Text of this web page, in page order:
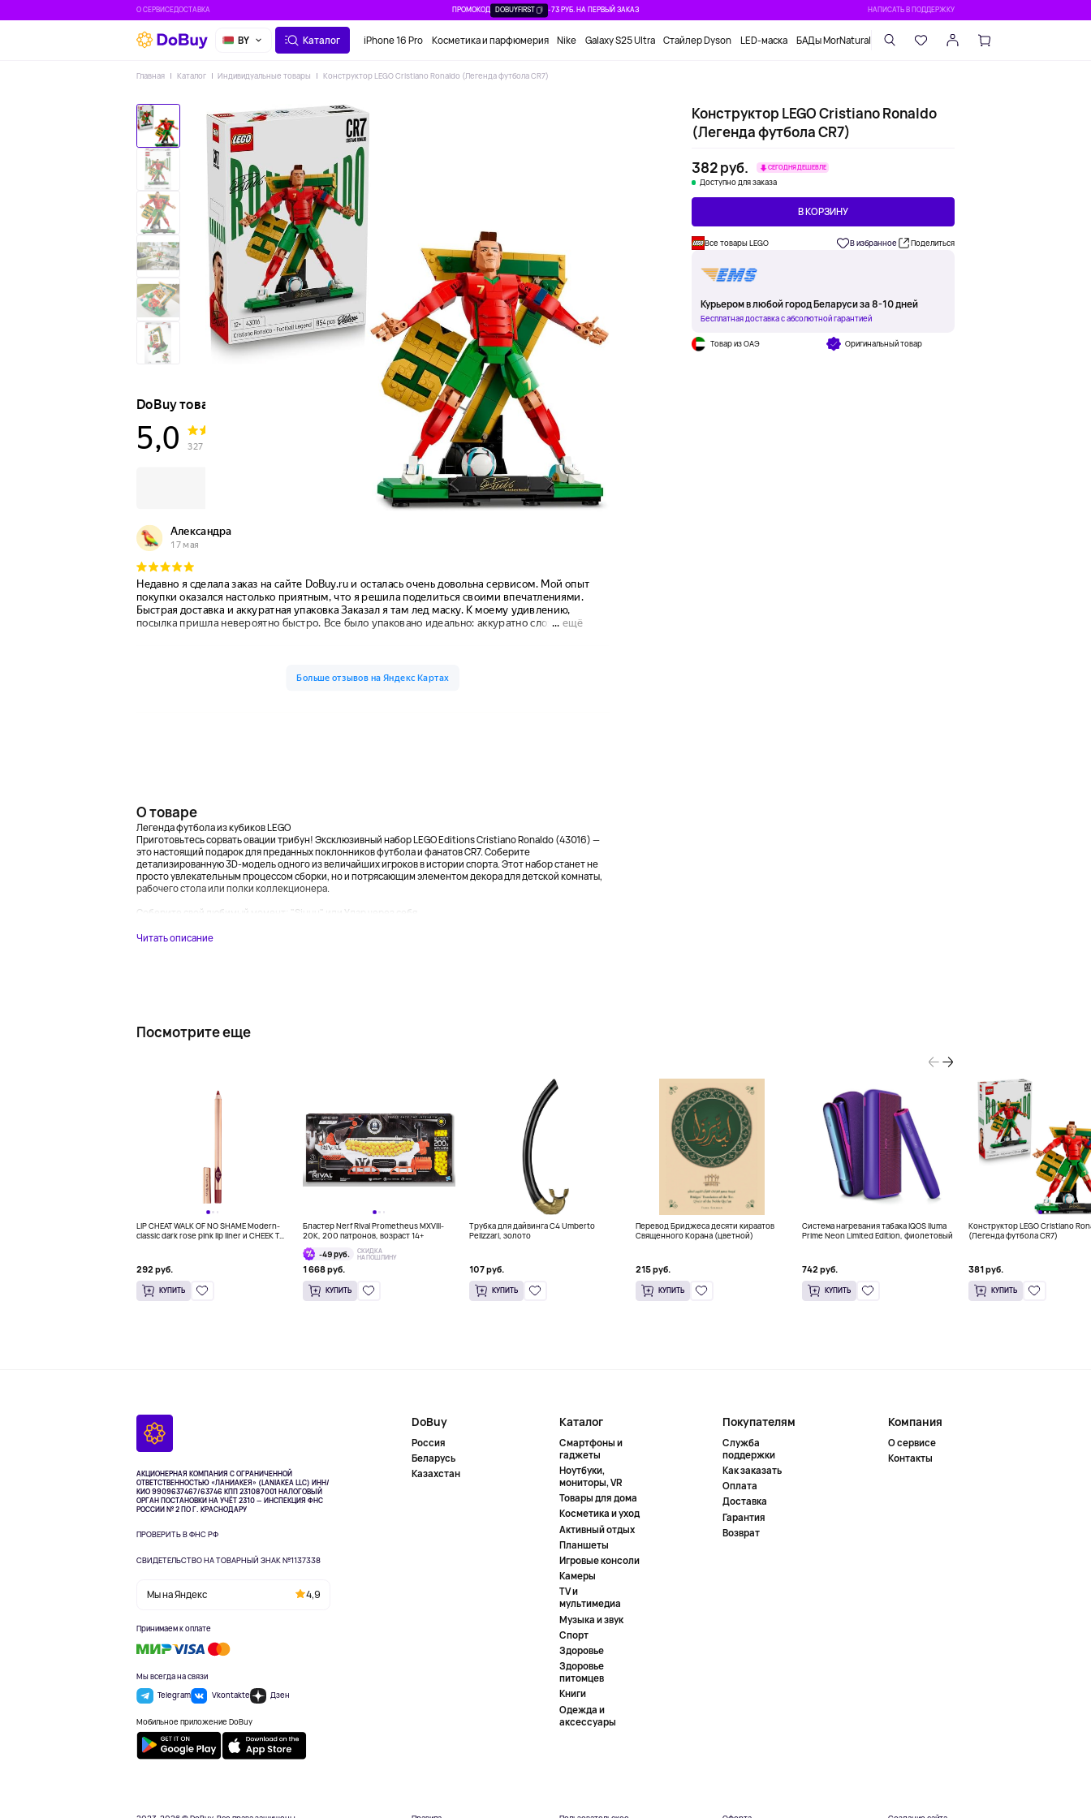
О СЕРВИСЕДОСТАВКА ПРОМОКОД DOBUYFIRST -73 РУБ. НА ПЕРВЫЙ ЗАКАЗ НАПИСАТЬ В ПОДДЕРЖКУ
BY Каталог iPhone 16 Pro Косметика и парфюмерия Nike Galaxy S25 Ultra Стайлер Dyson LED-маска БАДы MorNatural
Главная Каталог Индивидуальные товары Конструктор LEGO Cristiano Ronaldo (Легенда футбола CR7)
Конструктор LEGO Cristiano Ronaldo
(Легенда футбола CR7)
382 руб.
СЕГОДНЯ ДЕШЕВЛЕ
Доступно для заказа
В КОРЗИНУ
Все товары LEGO В избранное Поделиться
Курьером в любой город Беларуси за 8-10 дней
Бесплатная доставка с абсолютной гарантией
Товар из ОАЭ Оригинальный товар
О товаре
Легенда футбола из кубиков LEGO
Приготовьтесь сорвать овации трибун! Эксклюзивный набор LEGO Editions Cristiano Ronaldo (43016) —
это настоящий подарок для преданных поклонников футбола и фанатов CR7. Соберите
детализированную 3D-модель одного из величайших игроков в истории спорта. Этот набор станет не
просто увлекательным процессом сборки, но и потрясающим элементом декора для детской комнаты,
рабочего стола или полки коллекционера.
Соберите свой любимый момент: "Siuuu" или Удар через себя...
Читать описание
Посмотрите еще
LIP CHEAT WALK OF NO SHAME Modern-
classic dark rose pink lip liner и CHEEK TO
ethereal Pillow Talk GLOW!
292 руб.
КУПИТЬ
Бластер Nerf Rival Prometheus MXVIII-
20K, 200 патронов, возраст 14+
-49 руб.
СКИДКА
НА ПОШЛИНУ
1 668 руб.
КУПИТЬ
Трубка для дайвинга C4 Umberto
Pelizzari, золото
107 руб.
КУПИТЬ
Перевод Бриджеса десяти кираатов
Священного Корана (цветной)
215 руб.
КУПИТЬ
Система нагревания табака IQOS Iluma
Prime Neon Limited Edition, фиолетовый
742 руб.
КУПИТЬ
Конструктор LEGO Cristiano
(Легенда футбола CR7)
381 руб.
КУПИТЬ
АКЦИОНЕРНАЯ КОМПАНИЯ С ОГРАНИЧЕННОЙ
ОТВЕТСТВЕННОСТЬЮ «ЛАНИАКЕЯ» (LANIAKEA LLC) ИНН/
КИО 9909637467/63746 КПП 231087001НАЛОГОВЫЙ
ОРГАН ПОСТАНОВКИ НА УЧЁТ 2310 — ИНСПЕКЦИЯ ФНС
РОССИИ № 2 ПО Г. КРАСНОДАРУ
ПРОВЕРИТЬ В ФНС РФ
СВИДЕТЕЛЬСТВО НА ТОВАРНЫЙ ЗНАК №1137338
Мы на Яндекс 4,9
Принимаем к оплате
Мы всегда на связи
Telegram
Vkontakte Дзен
Мобильное приложение DoBuy
DoBuy
Россия
Беларусь
Казахстан
Каталог
Смартфоны и
гаджеты
Ноутбуки,
мониторы, VR
Товары для дома
Косметика и уход
Активный отдых
Планшеты
Игровые консоли
Камеры
TV и
мультимедиа
Музыка и звук
Спорт
Здоровье
Здоровье
питомцев
Книги
Одежда и
аксессуары
Покупателям
Служба
поддержки
Как заказать
Оплата
Доставка
Гарантия
Возврат
Компания
О сервисе
Контакты